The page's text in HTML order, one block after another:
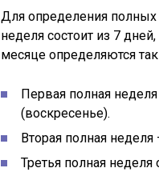
Для определения полных
неделя состоит из 7
месяце определяются
Первая полная
(воскресенье).
Вторая полная
Третья полная